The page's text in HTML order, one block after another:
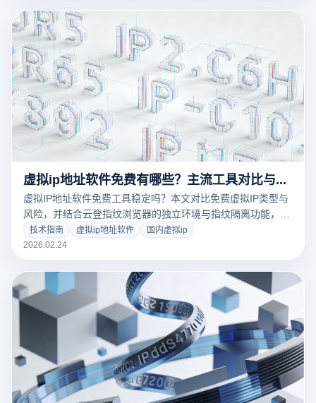
效抢占全球百亿流量！点击获取终极防封实操指南。
虚拟ip地址软件免费有哪些？主流工具对比与使用指南
虚拟IP地址软件免费工具稳定吗？本文对比免费虚拟IP类型与
风险，并结合云登指纹浏览器的独立环境与指纹隔离功能，提
供更安全的多账号使用方案。
技术指南 虚拟ip地址软件
国内虚拟ip
2026.02.24